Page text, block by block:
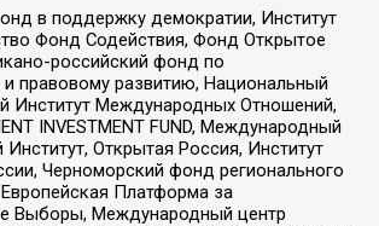
в поддержку демократии, Институт
Фонд Содействия, Фонд Открытое
российский фонд по
правовому развитию, Национальный
Институт Международных Отношений,
INVESTMENT FUND, Международный
Институт, Открытая Россия, Институт
Черноморский фонд регионального
Платформа за
Выборы, Международный центр